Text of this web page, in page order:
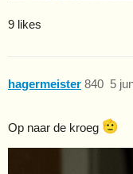
9 likes
hagermeister 5
840
Op naar de kroeg